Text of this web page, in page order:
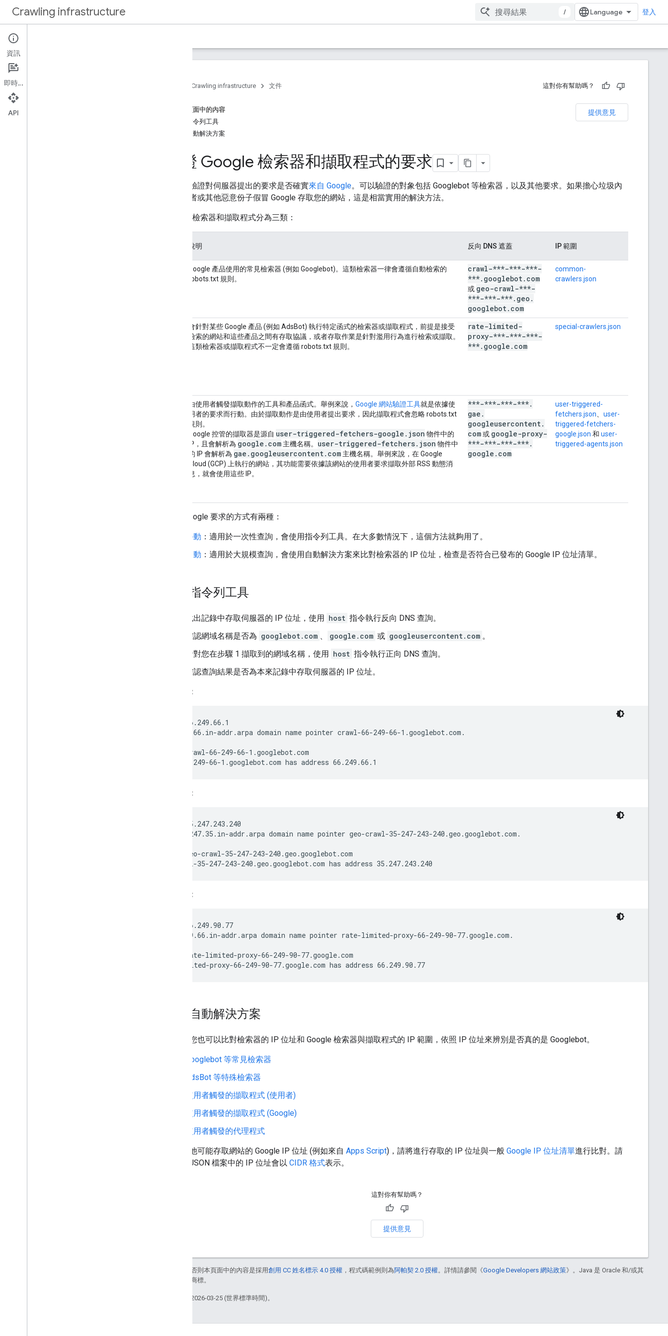
Crawling infrastructure / 登入
簡介
如何
驗證 Google 的要求
Crawling infrastructure 文件 這對你有幫助嗎？
提供意見
這個頁面中的內容
使用指令列工具
使用自動解決方案
驗證 Google 檢索器和擷取程式的要求
您可以驗證對伺服器提出的要求是否確實來自 Google。可以驗證的對象包括 Googlebot 等檢索器，以及其他要求。如果擔心垃圾內
容發布者或其他惡意份子假冒 Google 存取您的網站，這是相當實用的解決方法。
Google 檢索器和擷取程式分為三類：
說明 反向 DNS 遮蓋 IP 範圍
Google 產品使用的常見檢索器 (例如 Googlebot)。這類檢索器一律會遵循自動檢索的
robots.txt 規則。
crawl-***-***-***-
***. googlebot. com
或 geo-crawl-***-
***-***-***. geo .
googlebot. com
common-
crawlers.json
會針對某些 Google 產品 (例如 AdsBot) 執行特定函式的檢索器或擷取程式，前提是接受
檢索的網站和這些產品之間有存取協議，或者存取作業是針對濫用行為進行檢索或擷取。
這類檢索器或擷取程式不一定會遵循 robots.txt 規則。
rate-limited-
proxy-***-***-***-
***. google . com
special-crawlers.json
由使用者觸發擷取動作的工具和產品函式。舉例來說， Google 網站驗證工具就是依據使
用者的要求而行動。由於擷取動作是由使用者提出要求，因此擷取程式會忽略 robots.txt
規則。
Google 控管的擷取器是源自 user-triggered-fetchers-google . json 物件中的
IP，且會解析為 google . com 主機名稱。 user-triggered-fetchers. json 物件中
的 IP 會解析為 gae . googleusercontent. com 主機名稱。舉例來說，在 Google
Cloud (GCP) 上執行的網站，其功能需要依據該網站的使用者要求擷取外部 RSS 動態消
息，就會使用這些 IP。
***-***-***-***.
gae .
googleusercontent.
com或 google-proxy-
***-***-***-***.
google . com
user-triggered-
fetchers.json
user-
triggered-fetchers-
google.json 和 user-
triggered-agents.json
驗證 Google 要求的方式有兩種：
手動 ：適用於一次性查詢，會使用指令列工具。在大多數情況下，這個方法就夠用了。
自動 ：適用於大規模查詢，會使用自動解決方案來比對檢索器的 IP 位址，檢查是否符合已發布的 Google IP 位址清單。
使用指令列工具
找出記錄中存取伺服器的 IP 位址，使用 host 指令執行反向 DNS 查詢。
確認網域名稱是否為 googlebot.com 、 google.com 或 googleusercontent.com 。
針對您在步驟 1 擷取到的網域名稱，使用 host 指令執行正向 DNS 查詢。
確認查詢結果是否為本來記錄中存取伺服器的 IP 位址。
範例 1：
host 66.249.66.1
1.66.249.66.in-addr.arpa domain name pointer crawl-66-249-66-1.googlebot.com.
host crawl-66-249-66-1.googlebot.com
crawl-66-249-66-1.googlebot.com has address 66.249.66.1
範例 2：
host 35.247.243.240
240.243.247.35.in-addr.arpa domain name pointer geo-crawl-35-247-243-240.geo.googlebot.com.
host geo-crawl-35-247-243-240.geo.googlebot.com
geo-crawl-35-247-243-240.geo.googlebot.com has address 35.247.243.240
範例 3：
host 66.249.90.77
77.90.249.66.in-addr.arpa domain name pointer rate-limited-proxy-66-249-90-77.google.com.
host rate-limited-proxy-66-249-90-77.google.com
rate-limited-proxy-66-249-90-77.google.com has address 66.249.90.77
使用自動解決方案
或者，您也可以比對檢索器的 IP 位址和 Google 檢索器與擷取程式的 IP 範圍，依照 IP 位址來辨別是否真的是 Googlebot。
Googlebot 等常見檢索器
AdsBot 等特殊檢索器
使用者觸發的擷取程式 (使用者)
使用者觸發的擷取程式 (Google)
使用者觸發的代理程式
針對其他可能存取網站的 Google IP 位址 (例如來自 Apps Script)，請將進行存取的 IP 位址與一般 Google IP 位址清單進行比對。請
注意，JSON 檔案中的 IP 位址會以 CIDR 格式表示。
這對你有幫助嗎？
提供意見
除非另有註明，否則本頁面中的內容是採用創用 CC 姓名標示 4.0 授權 ，程式碼範例則為阿帕契 2.0 授權。詳情請參閱《Google Developers 網站政策》。Java 是 Oracle 和/或其
關聯企業的註冊商標。
上次更新時間：2026-03-25 (世界標準時間)。
資訊
即時通訊
API